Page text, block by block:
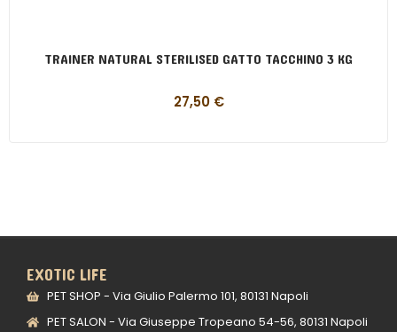
TRAINER NATURAL STERILISED GATTO TACCHINO 3 KG
27,50 €
EXOTIC LIFE
PET SHOP - Via Giulio Palermo 101, 80131 Napoli
PET SALON - Via Giuseppe Tropeano 54-56, 80131 Napoli